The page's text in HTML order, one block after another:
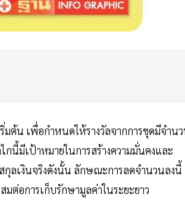
มต้น เพื่อกำหนดให้รางวัลจากการขุดมีจำน
นี้มีเป้าหมายในการสร้างความมั่นคงและ
ลเงินจริงดังนั้น ลักษณะการลดจำนวนลงนี้
ต่อการเก็บรักษามูลค่าในระยะยาว